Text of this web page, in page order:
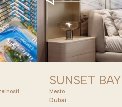
SUNSET BAY
Mesto
Dubai